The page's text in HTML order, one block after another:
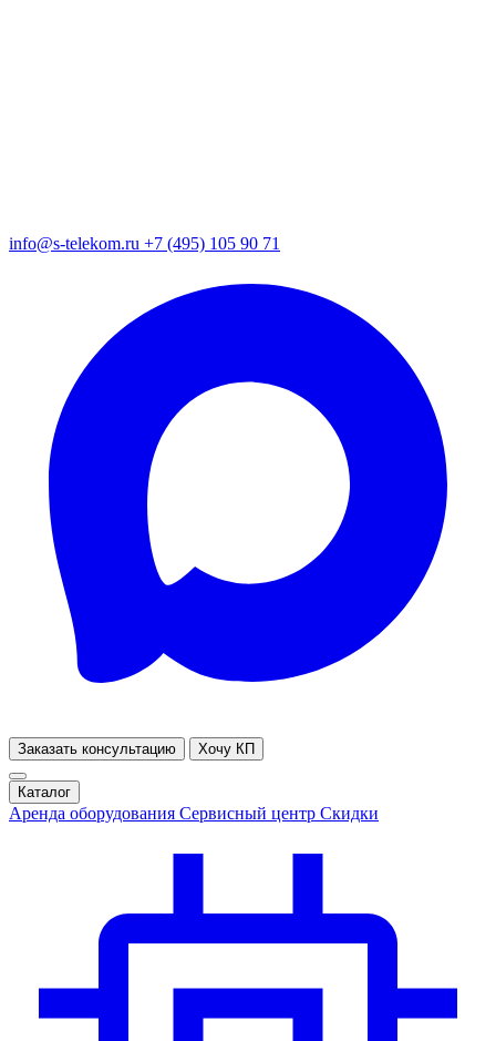
info@s-telekom.ru +7 (495) 105 90 71
Заказать консультацию Хочу КП
Каталог
Аренда оборудования Сервисный центр Скидки